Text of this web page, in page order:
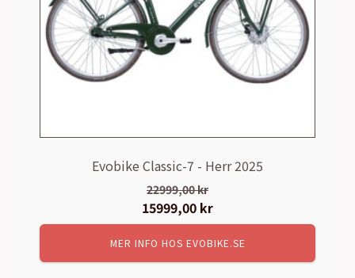
Evobike Classic-7 - Herr 2025
22999,00kr
Det
ursprungliga
priset
var:
15999,00 kr
nuvarande
priset
är:
MER INFO HOS EVOBIKE.SE